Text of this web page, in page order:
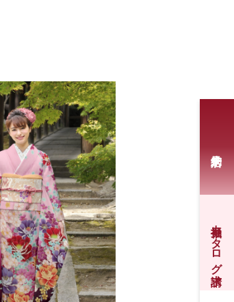
振袖カタログ請求